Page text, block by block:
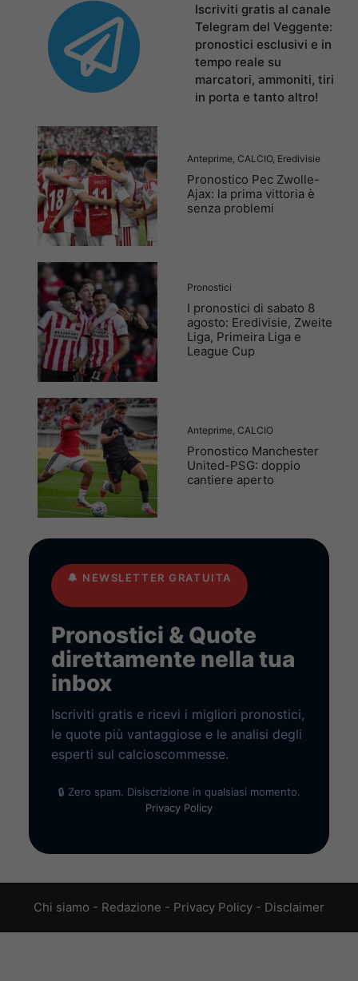
Iscriviti gratis al canale
Telegram del Veggente:
pronostici esclusivi e in
tempo reale su
marcatori, ammoniti, tiri
in porta e tanto altro!
Anteprime, CALCIO, Eredivisie
Pronostico Pec Zwolle-
Ajax: la prima vittoria è
senza problemi
Pronostici
I pronostici di sabato 8
agosto: Eredivisie, Zweite
Liga, Primeira Liga e
League Cup
Anteprime, CALCIO
Pronostico Manchester
United-PSG: doppio
cantiere aperto
🔔 NEWSLETTER GRATUITA
Pronostici & Quote
direttamente nella tua
inbox
Iscriviti gratis e ricevi i migliori pronostici,
le quote più vantaggiose e le analisi degli
esperti sul calcioscommesse.
🔒 Zero spam. Disiscrizione in qualsiasi momento.
Privacy Policy
Chi siamo - Redazione - Privacy Policy - Disclaimer